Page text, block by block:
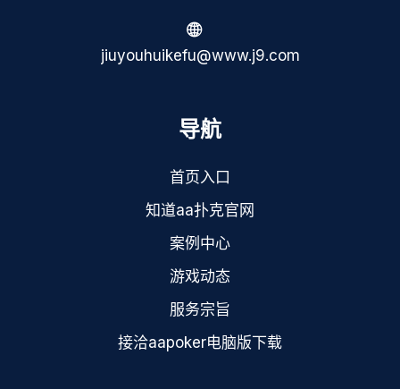
jiuyouhuikefu@www.j9.com
导航
首页入口
知道aa扑克官网
案例中心
游戏动态
服务宗旨
接洽aapoker电脑版下载